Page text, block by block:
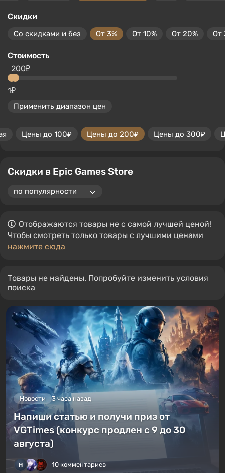
Скидки
Со скидками и без От 3% От 10% От 20% От
Стоимость
1₽
200₽
Применить диапазон цен
Цены до 100₽ Цены до 200₽ Цены до 300₽
Скидки в Epic Games Store
Отображаются товары не с самой лучшей ценой!
Чтобы смотреть только товары с лучшими ценами
нажмите сюда
Товары не найдены. Попробуйте изменить условия
поиска
Новости 3 часа назад
Напиши статью и получи приз от
VGTimes (конкурс продлен с 9 до 30
августа)
10 комментариев